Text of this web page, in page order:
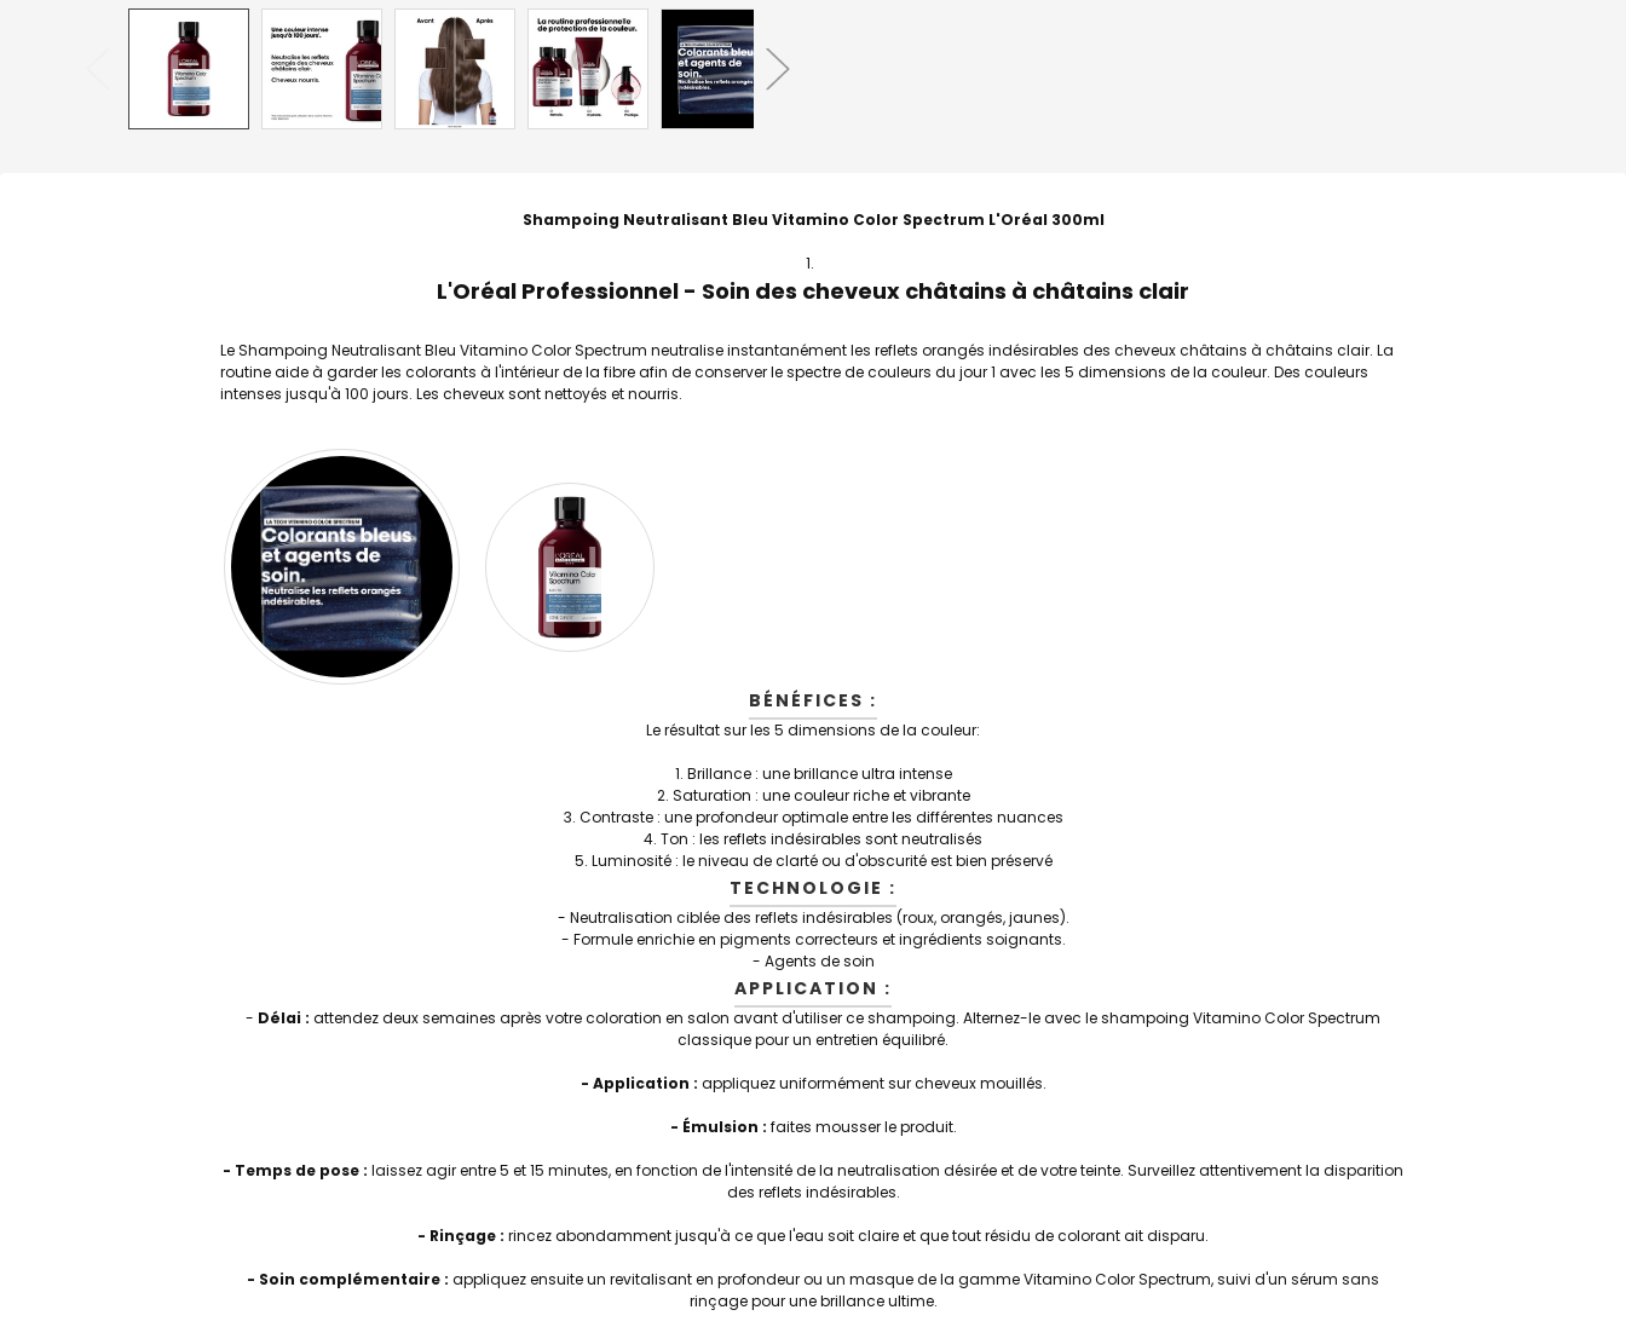
Shampoing Neutralisant Bleu Vitamino Color Spectrum L'Oréal 300ml
L'Oréal Professionnel - Soin des cheveux châtains à châtains clair
Le Shampoing Neutralisant Bleu Vitamino Color Spectrum neutralise instantanément les reflets orangés indésirables des cheveux châtains à châtains clair. La
routine aide à garder les colorants à l'intérieur de la fibre afin de conserver le spectre de couleurs du jour 1 avec les 5 dimensions de la couleur. Des couleurs
intenses jusqu'à 100 jours. Les cheveux sont nettoyés et nourris.
BÉNÉFICES :
Le résultat sur les 5 dimensions de la couleur:
1. Brillance : une brillance ultra intense
2. Saturation : une couleur riche et vibrante
3. Contraste : une profondeur optimale entre les différentes nuances
4. Ton : les reflets indésirables sont neutralisés
5. Luminosité : le niveau de clarté ou d'obscurité est bien préservé
TECHNOLOGIE :
- Neutralisation ciblée des reflets indésirables (roux, orangés, jaunes).
- Formule enrichie en pigments correcteurs et ingrédients soignants.
- Agents de soin
APPLICATION :
- Délai : attendez deux semaines après votre coloration en salon avant d'utiliser ce shampoing. Alternez-le avec le shampoing Vitamino Color Spectrum
classique pour un entretien équilibré.
- Application : appliquez uniformément sur cheveux mouillés.
- Émulsion : faites mousser le produit.
- Temps de pose : laissez agir entre 5 et 15 minutes, en fonction de l'intensité de la neutralisation désirée et de votre teinte. Surveillez attentivement la disparition
des reflets indésirables.
- Rinçage : rincez abondamment jusqu'à ce que l'eau soit claire et que tout résidu de colorant ait disparu.
- Soin complémentaire : appliquez ensuite un revitalisant en profondeur ou un masque de la gamme Vitamino Color Spectrum, suivi d'un sérum sans
rinçage pour une brillance ultime.